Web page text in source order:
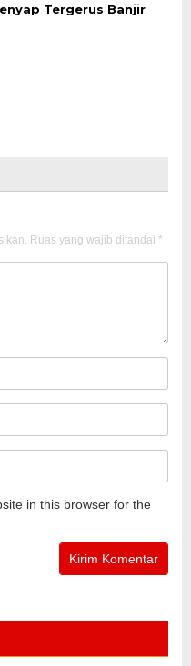
Tergerus Banjir
Ruas yang wajib ditandai *
in this browser for the